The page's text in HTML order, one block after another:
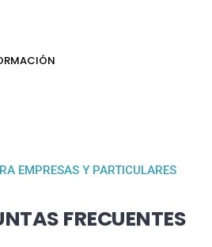
EMPRESAS Y PARTICULARES
FRECUENTES